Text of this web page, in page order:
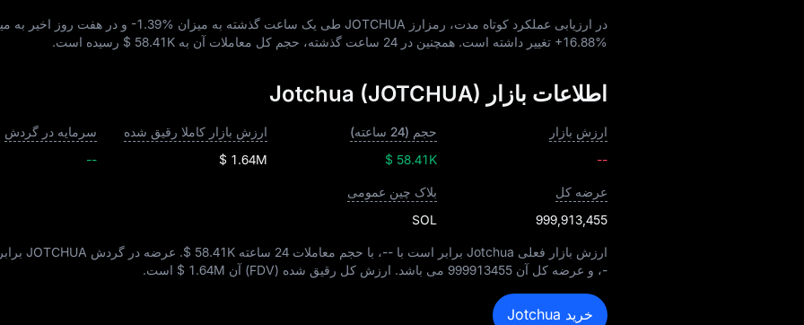
در ارزیابی عملکرد کوتاه‌ مدت، رمزارز JOTCHUA طی یک ساعت گذشته به میزان -1.39% و در هفت روز اخیر به
+16.88% تغییر داشته است. همچنین در 24 ساعت گذشته، حجم کل معاملات آن به $ 58.41K رسیده است.
اطلاعات بازار Jotchua (JOTCHUA)
ارزش بازار
--
حجم (24 ساعته)
$ 58.41K
ارزش بازار کاملا رقیق شده
$ 1.64M
سرمایه در گردش
--
عرضه کل
999,913,455
بلاک چین عمومی
SOL
ارزش بازار فعلی Jotchua برابر است با --، با حجم معاملات 24 ساعته $ 58.41K. عرضه در گردش JOTCHUA برابر است با
-، و عرضه کل آن 999913455 می‌ باشد. ارزش کل رقیق‌ شده (FDV) آن $ 1.64M است.
خرید Jotchua